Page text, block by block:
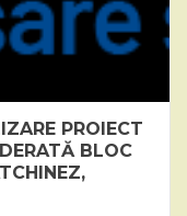
PROIECT
BLOC